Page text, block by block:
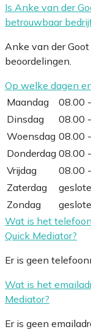
Is Anke van der
betrouwbaar
Anke van der
beoordelingen.
Op welke dagen
Maandag
08.00
Dinsdag
08.00
Woensdag 08.00
Donderdag 08.00
Vrijdag
08.00
Zaterdag
Zondag
Wat is het
Quick Mediator?
Er is geen
Wat is het
Mediator?
Er is geen